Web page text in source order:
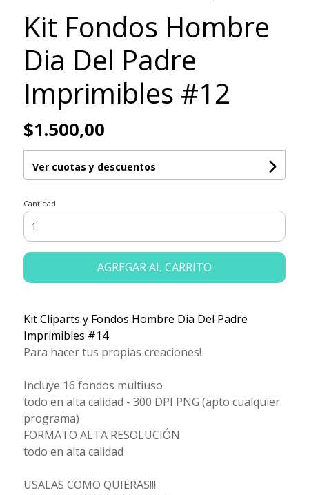
Kit Fondos Hombre
Dia Del Padre
Imprimibles #12
$1.500,00
Ver cuotas y descuentos
Cantidad
AGREGAR AL CARRITO
Kit Cliparts y Fondos Hombre Dia Del Padre
Imprimibles #14
Para hacer tus propias creaciones!
Incluye 16 fondos multiuso
todo en alta calidad - 300 DPI PNG (apto cualquier
programa)
FORMATO ALTA RESOLUCIÓN
todo en alta calidad
USALAS COMO QUIERAS!!!